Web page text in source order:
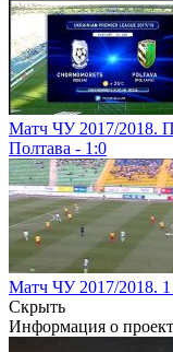
Матч ЧУ 2017/2018.
Полтава - 1:0
Матч ЧУ 2017/2018. 1
Скрыть
Информация о